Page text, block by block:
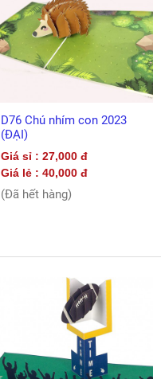
D76 Chú nhím con 2023
(ĐẠI)
Giá sỉ : 27,000 đ
Giá lẻ : 40,000 đ
(Đã hết hàng)